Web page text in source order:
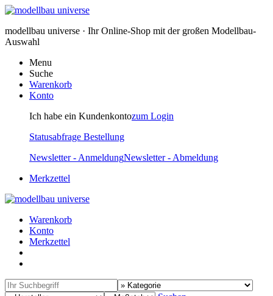
modellbau universe · Ihr Online-Shop mit der großen Modellbau-
Auswahl
Menu
Suche
Warenkorb
Konto
Ich habe ein Kundenkontozum Login
Statusabfrage Bestellung
Newsletter - AnmeldungNewsletter - Abmeldung
Merkzettel
Warenkorb
Konto
Merkzettel